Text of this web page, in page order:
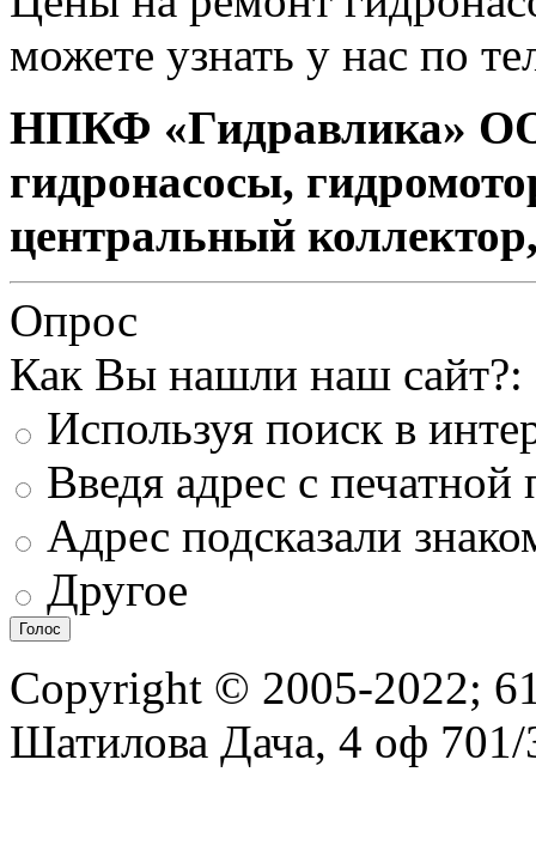
можете узнать у нас по
НПКФ «Гидравлика»
гидронасосы,
центральный
Опрос
Как Вы нашли наш сайт?:
Используя поиск в
Введя адрес с
Адрес подсказали
Другое
Copyright © 2005-2022;
Шатилова Дача, 4 оф 701/